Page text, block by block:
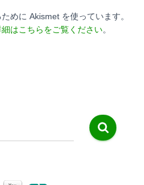
めに Akismet を使っています。
はこちらをご覧ください。